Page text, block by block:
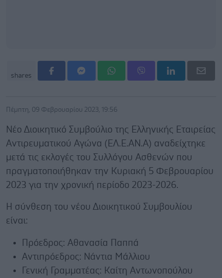
shares
Πέμπτη, 09 Φεβρουαρίου 2023, 19:56
Νέο Διοικητικό Συμβούλιο της Ελληνικής Εταιρείας
Αντιρευματικού Αγώνα (ΕΛ.Ε.ΑΝ.Α) αναδείχτηκε
μετά τις εκλογές του Συλλόγου Ασθενών που
πραγματοποιήθηκαν την Κυριακή 5 Φεβρουαρίου
2023 για την χρονική περίοδο 2023-2026.
Η σύνθεση του νέου Διοικητικού Συμβουλίου
είναι:
Πρόεδρος: Αθανασία Παππά
Αντιπρόεδρος: Νάντια Μάλλιου
Γενική Γραμματέας: Καίτη Αντωνοπούλου